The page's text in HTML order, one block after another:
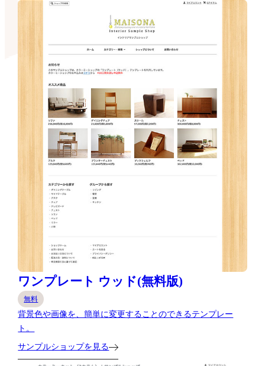
ワンプレート ウッド(無料版)
無料
背景色や画像を、簡単に変更することのできるテンプレー
ト。
サンプルショップを見る